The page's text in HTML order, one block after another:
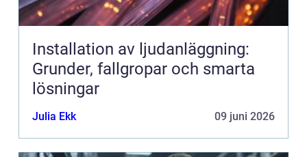
Installation av ljudanläggning:
Grunder, fallgropar och smarta
lösningar
Julia Ekk 09 juni 2026